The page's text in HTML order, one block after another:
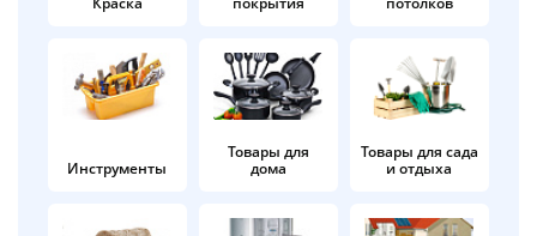
Инструменты
Товары для
дома
Товары для сада
и отдыха
в корзину
Оплачивайте сегодня только
25% картой любого банка